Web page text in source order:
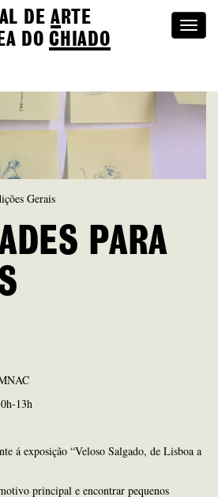
DEA RTE
DOCHIADO
Gerais
PARA
13h
á exposição “Veloso Salgado, de Lisboa a
principal e encontrar pequenos